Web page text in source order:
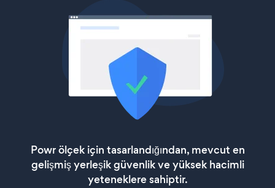
Powr ölçek için tasarlandığından, mevcut en
gelişmiş yerleşik güvenlik ve yüksek hacimli
yeteneklere sahiptir.